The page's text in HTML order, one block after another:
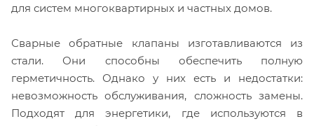
для систем многоквартирных и частных домов.
Сварные обратные клапаны изготавливаются из
стали. Они способны обеспечить полную
герметичность. Однако у них есть и недостатки:
невозможность обслуживания, сложность замены.
Подходят для энергетики, где используются в